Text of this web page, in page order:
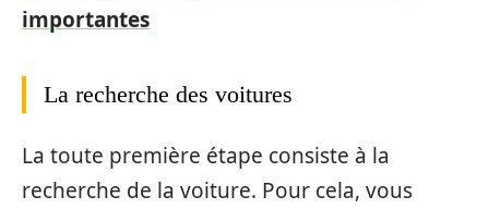
importantes
La recherche des voitures
La toute première étape consiste à la
recherche de la voiture. Pour cela, vous